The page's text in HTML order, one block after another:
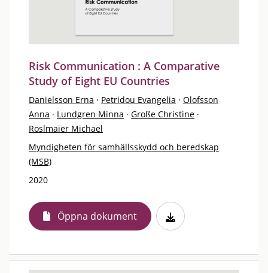
Risk Communication : A Comparative
Study of Eight EU Countries
Danielsson Erna · Petridou Evangelia · Olofsson
Anna · Lundgren Minna · Große Christine ·
Röslmaier Michael
Myndigheten för samhällsskydd och beredskap
(MSB)
2020
Öppna dokument